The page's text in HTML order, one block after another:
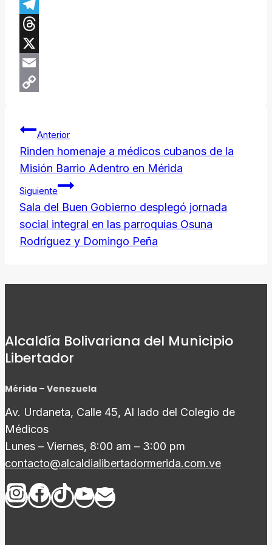
Facebook
Telegram
Threads
X
Email
Navegación
de
entradas
Anterior
Rinden homenaje a médicos cubanos de la
Misión Barrio Adentro en Mérida
Siguiente
Sala del Buen Gobierno desplegó jornada
social integral en las parroquias Osuna
Rodríguez y Domingo Peña
Alcaldía Bolivariana del Municipio
Libertador
Mérida – Venezuela
Av. Urdaneta, Calle 45, Al lado del Colegio de
Médicos
Lunes – Viernes, 8:00 am – 3:00 pm
contacto@alcaldialibertadormerida.com.ve